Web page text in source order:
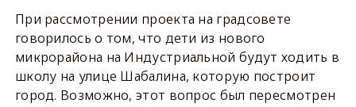
При рассмотрении проекта на градсовете
говорилось о том, что дети из нового
микрорайона на Индустриальной будут ходить в
школу на улице Шабалина, которую построит
город. Возможно, этот вопрос был пересмотрен